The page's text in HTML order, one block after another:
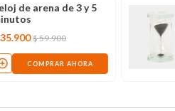
de arena de 3 y 5
35.900 $59.900
COMPRAR AHORA